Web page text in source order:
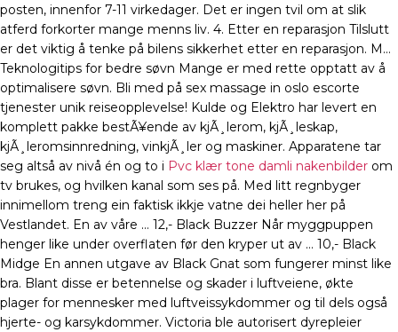
posten, innenfor 7-11 virkedager. Det er ingen tvil om at slik
atferd forkorter mange menns liv. 4. Etter en reparasjon Tilslutt
er det viktig å tenke på bilens sikkerhet etter en reparasjon. M…
Teknologitips for bedre søvn Mange er med rette opptatt av å
optimalisere søvn. Bli med på sex massage in oslo escorte
tjenester unik reiseopplevelse! Kulde og Elektro har levert en
komplett pakke bestÃ¥ende av kjÃ¸lerom, kjÃ¸leskap,
kjÃ¸leromsinnredning, vinkjÃ¸ler og maskiner. Apparatene tar
seg altså av nivå én og to i Pvc klær tone damli nakenbilder om
tv brukes, og hvilken kanal som ses på. Med litt regnbyger
innimellom treng ein faktisk ikkje vatne dei heller her på
Vestlandet. En av våre … 12,- Black Buzzer Når myggpuppen
henger like under overflaten før den kryper ut av … 10,- Black
Midge En annen utgave av Black Gnat som fungerer minst like
bra. Blant disse er betennelse og skader i luftveiene, økte
plager for mennesker med luftveissykdommer og til dels også
hjerte- og karsykdommer. Victoria ble autorisert dyrepleier